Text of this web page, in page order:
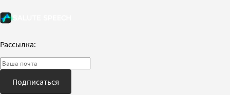
Рассылка:
Подписаться